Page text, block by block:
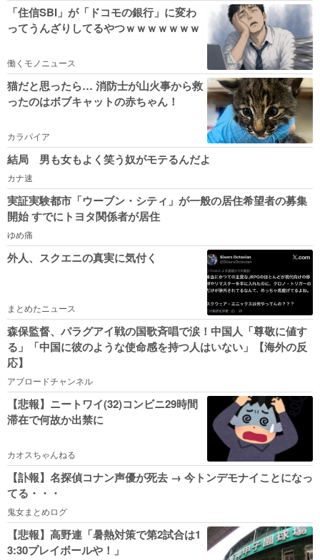
「住信SBI」が「ドコモの銀行」に変わ
ってうんざりしてるやつｗｗｗｗｗｗｗ
働くモノニュース
猫だと思ったら… 消防士が山火事から救
ったのはボブキャットの赤ちゃん！
カラパイア
結局 男も女もよく笑う奴がモテるんだよ
カナ速
実証実験都市「ウーブン・シティ」が一般の居住希望者の募集
開始 すでにトヨタ関係者が居住
ゆめ痛
外人、スクエニの真実に気付く
まとめたニュース
森保監督、パラグアイ戦の国歌斉唱で涙！中国人「尊敬に値す
る」「中国に彼のような使命感を持つ人はいない」【海外の反
応】
アブロードチャンネル
【悲報】ニートワイ(32)コンビニ29時間
滞在で何故か出禁に
カオスちゃんねる
【訃報】名探偵コナン声優が死去 → 今トンデモナイことになっ
てる・・・
鬼女まとめログ
【悲報】高野連「暑熱対策で第2試合は1
3:30プレイボールや！」